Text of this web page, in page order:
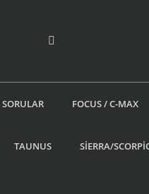
FOCUS / C-MAX
TAUNUS SİERRA/